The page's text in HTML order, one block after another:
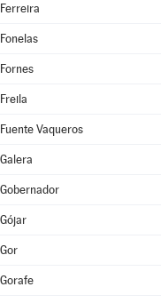
Ferreira
Fonelas
Fornes
Freila
Fuente Vaqueros
Galera
Gobernador
Gójar
Gor
Gorafe